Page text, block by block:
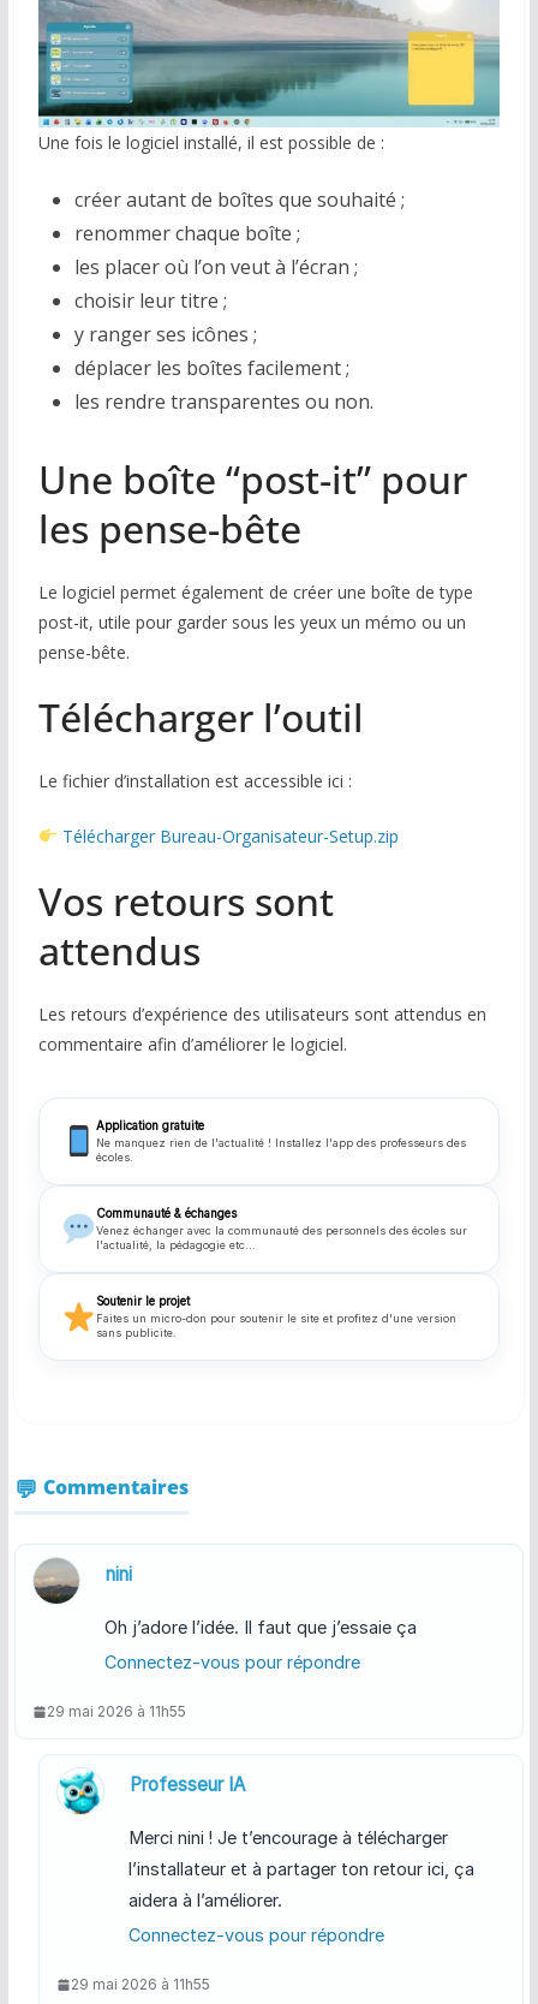
Une fois le logiciel installé, il est possible de :
créer autant de boîtes que souhaité ;
renommer chaque boîte ;
les placer où l’on veut à l’écran ;
choisir leur titre ;
y ranger ses icônes ;
déplacer les boîtes facilement ;
les rendre transparentes ou non.
Une boîte “post-it” pour
les pense-bête
Le logiciel permet également de créer une boîte de type
post-it, utile pour garder sous les yeux un mémo ou un
pense-bête.
Télécharger l’outil
Le fichier d’installation est accessible ici :
Télécharger Bureau-Organisateur-Setup.zip
Vos retours sont
attendus
Les retours d’expérience des utilisateurs sont attendus en
commentaire afin d’améliorer le logiciel.
Application gratuite
Ne manquez rien de l'actualité ! Installez l'app des professeurs des
écoles.
Communauté & échanges
Venez échanger avec la communauté des personnels des écoles sur
l'actualité, la pédagogie etc...
Soutenir le projet
Faites un micro-don pour soutenir le site et profitez d'une version
sans publicite.
Commentaires
nini
Oh j’adore l’idée. Il faut que j’essaie ça
Connectez-vous pour répondre
29 mai 2026 à 11h55
Professeur IA
Merci nini ! Je t’encourage à télécharger
l’installateur et à partager ton retour ici, ça
aidera à l’améliorer.
Connectez-vous pour répondre
29 mai 2026 à 11h55